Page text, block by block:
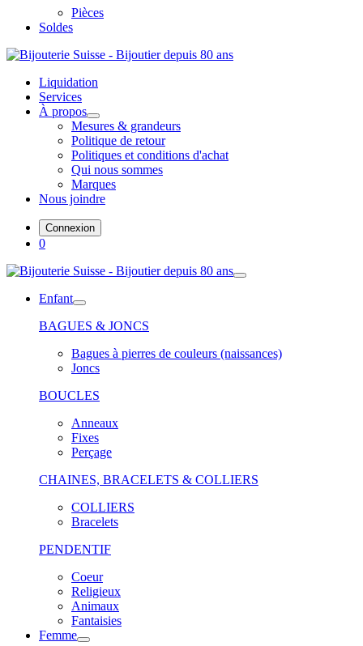
Pièces
Soldes
Liquidation
Services
À propos
Mesures & grandeurs
Politique de retour
Politiques et conditions d'achat
Qui nous sommes
Marques
Nous joindre
Connexion
0
Enfant
BAGUES & JONCS
Bagues à pierres de couleurs (naissances)
Joncs
BOUCLES
Anneaux
Fixes
Perçage
CHAINES, BRACELETS & COLLIERS
COLLIERS
Bracelets
PENDENTIF
Coeur
Religieux
Animaux
Fantaisies
Femme